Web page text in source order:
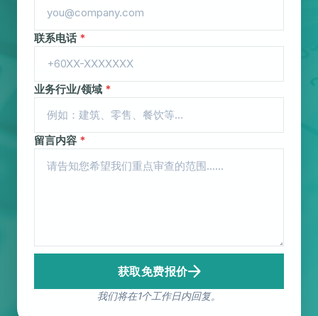
联系电话 *
业务行业/领域 *
留言内容 *
获取免费报价
我们将在1个工作日内回复。